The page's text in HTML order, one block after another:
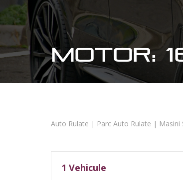
MOTOR:
Auto Rulate | Parc Auto Rulate |
1 Vehicule